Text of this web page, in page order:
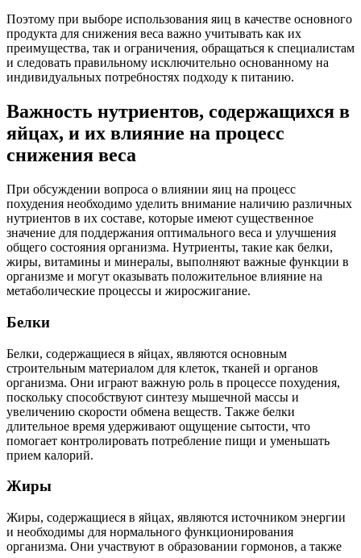
Поэтому при выборе использования яиц в качестве основного
продукта для снижения веса важно учитывать как их
преимущества, так и ограничения, обращаться к специалистам
и следовать правильному исключительно основанному на
индивидуальных потребностях подходу к питанию.
Важность нутриентов, содержащихся в
яйцах, и их влияние на процесс
снижения веса
При обсуждении вопроса о влиянии яиц на процесс
похудения необходимо уделить внимание наличию различных
нутриентов в их составе, которые имеют существенное
значение для поддержания оптимального веса и улучшения
общего состояния организма. Нутриенты, такие как белки,
жиры, витамины и минералы, выполняют важные функции в
организме и могут оказывать положительное влияние на
метаболические процессы и жиросжигание.
Белки
Белки, содержащиеся в яйцах, являются основным
строительным материалом для клеток, тканей и органов
организма. Они играют важную роль в процессе похудения,
поскольку способствуют синтезу мышечной массы и
увеличению скорости обмена веществ. Также белки
длительное время удерживают ощущение сытости, что
помогает контролировать потребление пищи и уменьшать
прием калорий.
Жиры
Жиры, содержащиеся в яйцах, являются источником энергии
и необходимы для нормального функционирования
организма. Они участвуют в образовании гормонов, а также